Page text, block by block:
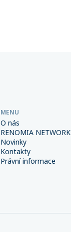
MENU
O nás
RENOMIA NETWORK
Novinky
Kontakty
Právní informace